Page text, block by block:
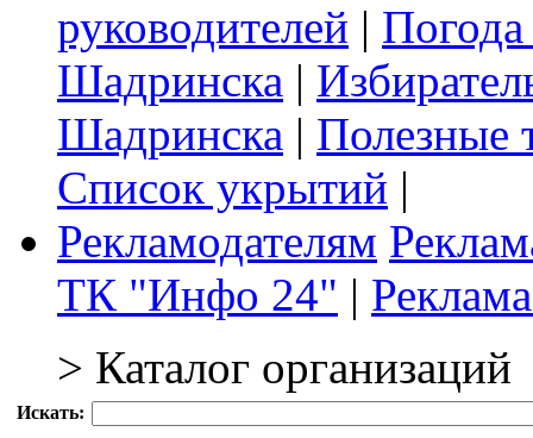
руководителей |
Шадринска |
Шадринска | Полезные
Список укрытий |
Рекламодателям
ТК "Инфо 24" |
> Каталог организаций
Искать: